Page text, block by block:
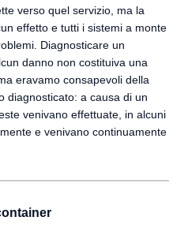
verso quel servizio, ma la
effetto e tutti i sistemi a monte
Diagnosticare un
danno non costituiva una
eravamo consapevoli della
diagnosticato: a causa di un
venivano effettuate, in alcuni
e venivano continuamente